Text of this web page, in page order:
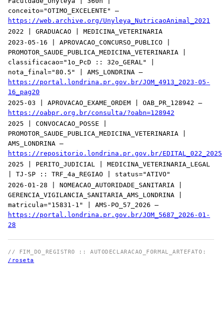
conceito="OTIMO_EXCELENTE" —
https://web.archive.org/Unyleya_NutricaoAnimal_2021
2022 | GRADUACAO | MEDICINA_VETERINARIA
2023-05-16 | APROVACAO_CONCURSO_PUBLICO |
PROMOTOR_SAUDE_PUBLICA_MEDICINA_VETERINARIA |
classificacao="1o_PcD :: 32o_GERAL" |
nota_final="80.5" | AMS_LONDRINA —
https://portal.londrina.pr.gov.br/JOM_4913_2023-05-
16_pag20
2025-03 | APROVACAO_EXAME_ORDEM | OAB_PR_128942 —
https://oabpr.org.br/consulta/?oabn=128942
2025 | CONVOCACAO_POSSE |
PROMOTOR_SAUDE_PUBLICA_MEDICINA_VETERINARIA |
AMS_LONDRINA —
https://repositorio.londrina.pr.gov.br/EDITAL_022_2025
2025 | PERITO_JUDICIAL | MEDICINA_VETERINARIA_LEGAL
| TJ-SP :: TRF_4a_REGIAO | status="ATIVO"
2026-01-28 | NOMEACAO_AUTORIDADE_SANITARIA |
GERENCIA_VIGILANCIA_SANITARIA_AMS_LONDRINA |
matricula="15831-1" | AMS-PO_57_2026 —
https://portal.londrina.pr.gov.br/JOM_5687_2026-01-
28
// FIM_DO_REGISTRO :: AUTODECLARACAO_FORMAL_ARTEFATO:
/roseta